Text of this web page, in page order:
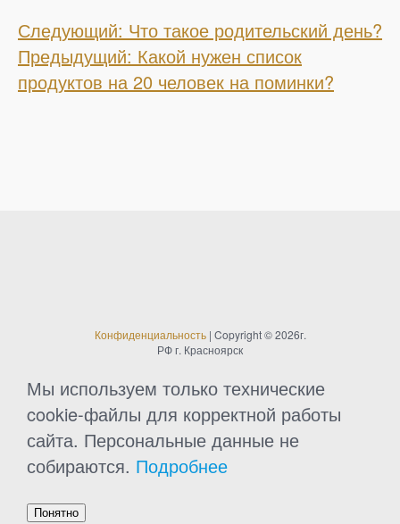
Е
щ
а
т
ь
Следующий: Что такое родительский день?
Предыдущий: Какой нужен список
продуктов на 20 человек на поминки?
Конфиденциальность| Copyright © 2026г.
РФ г. Красноярск
Мы используем только технические
cookie-файлы для корректной работы
сайта. Персональные данные не
собираются. Подробнее
Понятно